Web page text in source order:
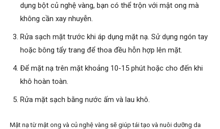
dụng bột củ nghệ vàng, bạn có thể trộn với mật ong mà
không cần xay nhuyễn.
Rửa sạch mặt trước khi áp dụng mặt nạ. Sử dụng ngón tay
hoặc bông tẩy trang để thoa đều hỗn hợp lên mặt.
Để mặt nạ trên mặt khoảng 10-15 phút hoặc cho đến khi
khô hoàn toàn.
Rửa mặt sạch bằng nước ấm và lau khô.
Mặt nạ từ mật ong và củ nghệ vàng sẽ giúp tái tạo và nuôi dưỡng da